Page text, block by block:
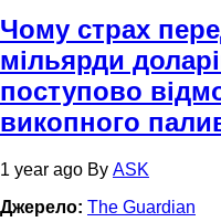
Чому страх
мільярди
поступово
викопного
1 year ago By ASK
Джерело: The Guardian